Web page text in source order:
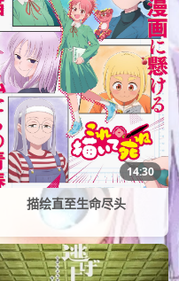
14:30
描绘直至生命尽头